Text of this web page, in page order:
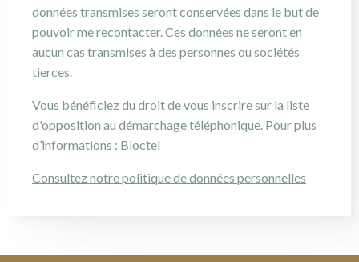
données transmises seront conservées dans le but de
pouvoir me recontacter. Ces données ne seront en
aucun cas transmises à des personnes ou sociétés
tierces.
Vous bénéficiez du droit de vous inscrire sur la liste
d'opposition au démarchage téléphonique. Pour plus
d’informations : Bloctel
Consultez notre politique de données personnelles